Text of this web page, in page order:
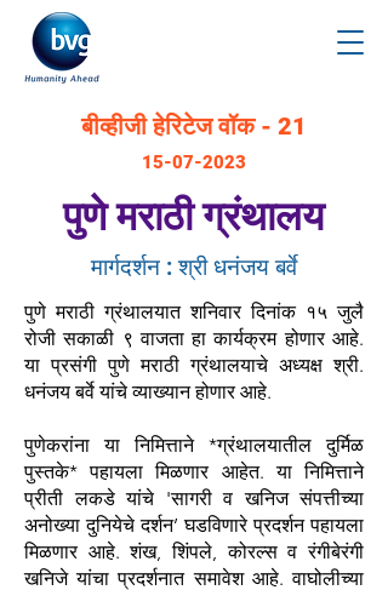
बीव्हीजी हेरिटेज वॉक - 21
15-07-2023
पुणे मराठी ग्रंथालय
मार्गदर्शन : श्री धनंजय बर्वे
पुणे मराठी ग्रंथालयात शनिवार दिनांक १५ जुलै
रोजी सकाळी ९ वाजता हा कार्यक्रम होणार आहे.
या प्रसंगी पुणे मराठी ग्रंथालयाचे अध्यक्ष श्री.
धनंजय बर्वे यांचे व्याख्यान होणार आहे.
पुणेकरांना या निमित्ताने *ग्रंथालयातील दुर्मिळ
पुस्तके* पहायला मिळणार आहेत. या निमित्ताने
प्रीती लकडे यांचे 'सागरी व खनिज संपत्तीच्या
अनोख्या दुनियेचे दर्शन’ घडविणारे प्रदर्शन पहायला
मिळणार आहे. शंख, शिंपले, कोरल्स व रंगीबेरंगी
खनिजे यांचा प्रदर्शनात समावेश आहे. वाघोलीच्या